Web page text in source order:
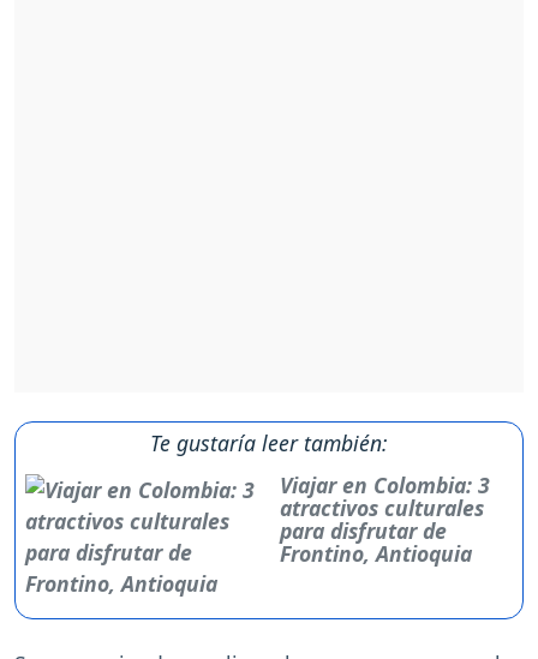
Te gustaría leer también:
Viajar en Colombia: 3
atractivos culturales
para disfrutar de
Frontino, Antioquia